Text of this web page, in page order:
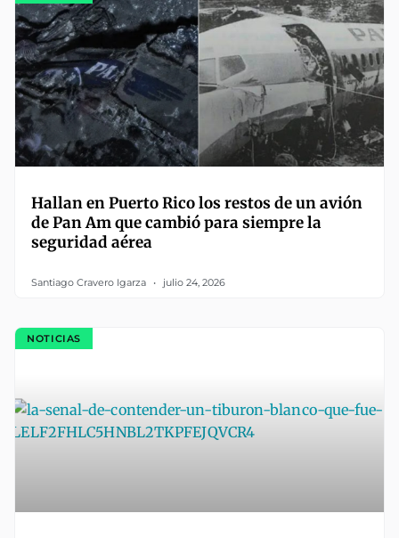
Hallan en Puerto Rico los restos de un avión
de Pan Am que cambió para siempre la
seguridad aérea
Santiago Cravero Igarza julio 24, 2026
NOTICIAS